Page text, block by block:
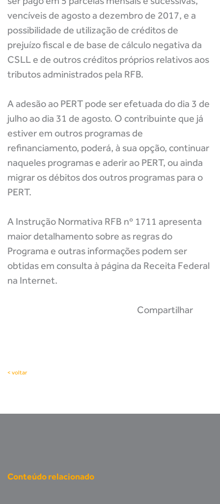
vencíveis de agosto a dezembro de 2017, e a
possibilidade de utilização de créditos de
prejuízo fiscal e de base de cálculo negativa da
CSLL e de outros créditos próprios relativos aos
tributos administrados pela RFB.
A adesão ao PERT pode ser efetuada do dia 3 de
julho ao dia 31 de agosto. O contribuinte que já
estiver em outros programas de
refinanciamento, poderá, à sua opção, continuar
naqueles programas e aderir ao PERT, ou ainda
migrar os débitos dos outros programas para o
PERT.
A Instrução Normativa RFB nº 1711 apresenta
maior detalhamento sobre as regras do
Programa e outras informações podem ser
obtidas em consulta à página da Receita Federal
na Internet.
Compartilhar
< voltar
Conteúdo relacionado